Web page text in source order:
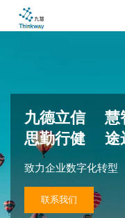
九德立信 慧
思勤行健 途
致力企业数字化转型
联系我们